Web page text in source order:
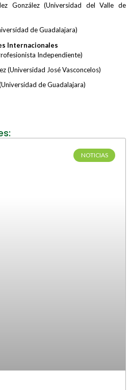
González (Universidad del Valle de
de Guadalajara)
Internacionales
Independiente)
(Universidad José Vasconcelos)
de Guadalajara)
NOTICIAS